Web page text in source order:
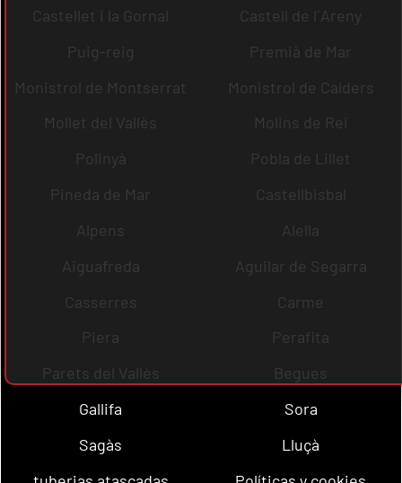
Castellet i la Gornal
Castell de l´Areny
Puig-reig
Premià de Mar
Monistrol de Montserrat
Monistrol de Calders
Mollet del Vallès
Molins de Rei
Polinyà
Pobla de Lillet
Pineda de Mar
Castellbisbal
Alpens
Alella
Aiguafreda
Aguilar de Segarra
Casserres
Carme
Piera
Perafita
Parets del Vallès
Begues
Gallifa
Sora
Sagàs
Lluçà